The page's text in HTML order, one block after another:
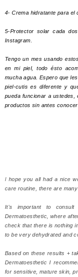
4- Crema hidratante para el
5-Protector solar cada
Instagram.
Tengo un mes usando
en mi piel, todo ésto
mucha agua. Espero que
piel-cutis es diferente y
pueda funcionar a ustedes,
productos sin antes
I hope you all had a nice
care routine, there are
It's important to
Dermatoesthetic, where
check that there is nothing
to be very dehydrated and
Based on these results +
Dermatoesthetic I
for sensitive, mature skin,